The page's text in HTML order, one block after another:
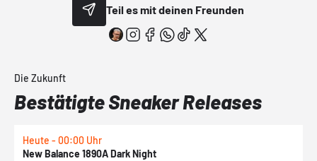
Teil es mit deinen Freunden
Die Zukunft
Bestätigte Sneaker Releases
Heute - 00:00 Uhr
New Balance 1890A Dark Night